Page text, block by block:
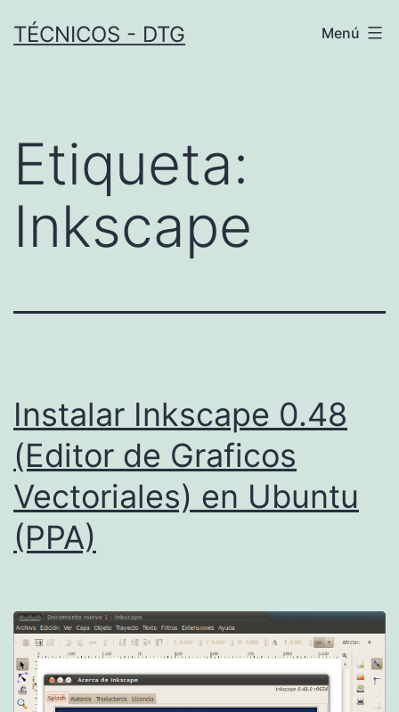
TÉCNICOS - DTG Menú
Etiqueta:
Inkscape
Instalar Inkscape 0.48
(Editor de Graficos
Vectoriales) en Ubuntu
(PPA)